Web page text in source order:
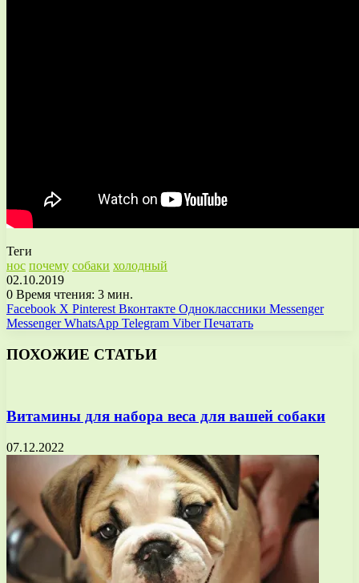
Теги
нос почему собаки холодный
02.10.2019
0 Время чтения: 3 мин.
Facebook X Pinterest Вконтакте Одноклассники Messenger
Messenger WhatsApp Telegram Viber Печатать
ПОХОЖИЕ СТАТЬИ
Витамины для набора веса для вашей собаки
07.12.2022